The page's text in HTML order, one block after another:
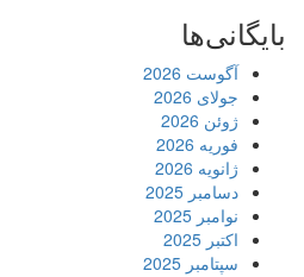
بایگانی‌ها
آگوست 2026
جولای 2026
ژوئن 2026
فوریه 2026
ژانویه 2026
دسامبر 2025
نوامبر 2025
اکتبر 2025
سپتامبر 2025